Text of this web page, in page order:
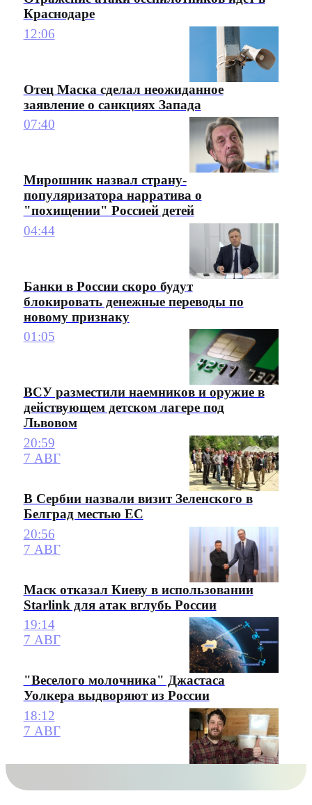
Краснодаре
12:06
Отец Маска сделал неожиданное
заявление о санкциях Запада
07:40
Мирошник назвал страну-
популяризатора нарратива о
"похищении" Россией детей
04:44
Банки в России скоро будут
блокировать денежные переводы по
новому признаку
01:05
ВСУ разместили наемников и оружие в
действующем детском лагере под
Львовом
20:59
7 АВГ
В Сербии назвали визит Зеленского в
Белград местью ЕС
20:56
7 АВГ
Маск отказал Киеву в использовании
Starlink для атак вглубь России
19:14
7 АВГ
"Веселого молочника" Джастаса
Уолкера выдворяют из России
18:12
7 АВГ